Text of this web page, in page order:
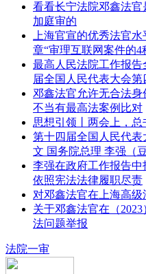
看看长宁法院邓鑫法
加庭审的
上海官宣的优秀法官
章“审理互联网案件的4
最高人民法院工作报
届全国人民代表大会第
邓鑫法官允许无合法
不当有最高法案例比对
思想引领丨两会上，
第十四届全国人民代
文 国务院总理 李强（豆
李强在政府工作报告
依照宪法法律履职尽责
对邓鑫法官在上海高
关于邓鑫法官在（
法问题举报
法院一审